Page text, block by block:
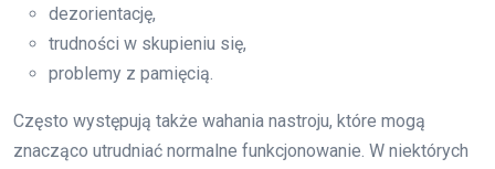
dezorientację,
trudności w skupieniu się,
problemy z pamięcią.
Często występują także wahania nastroju, które mogą
znacząco utrudniać normalne funkcjonowanie. W niektórych